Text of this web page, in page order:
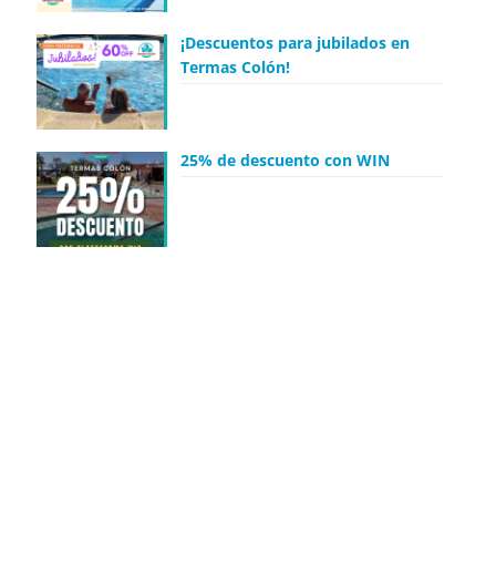
¡Descuentos para jubilados en
Termas Colón!
25% de descuento con WIN